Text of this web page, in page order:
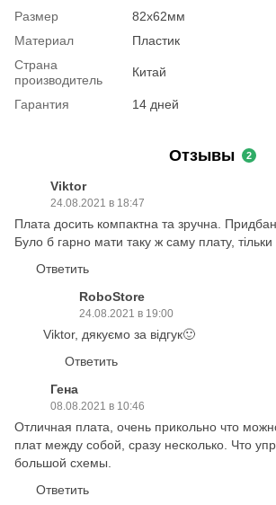
Размер
82х62мм
Материал
Пластик
Страна
производитель
Китай
Гарантия 14 дней
Отзывы 2
Viktor
24.08.2021 в 18:47
Плата досить компактна та зручна.
Було б гарно мати таку ж саму плату,
Ответить
RoboStore
24.08.2021 в 19:00
Viktor, дякуємо за відгук🙂
Ответить
Гена
08.08.2021 в 10:46
Отличная плата, очень прикольно что
плат между собой, сразу несколько. Что
большой схемы.
Ответить